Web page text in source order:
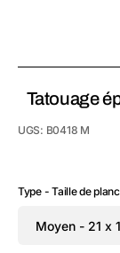
Tatouage
UGS: B0418 M
Type - Taille de